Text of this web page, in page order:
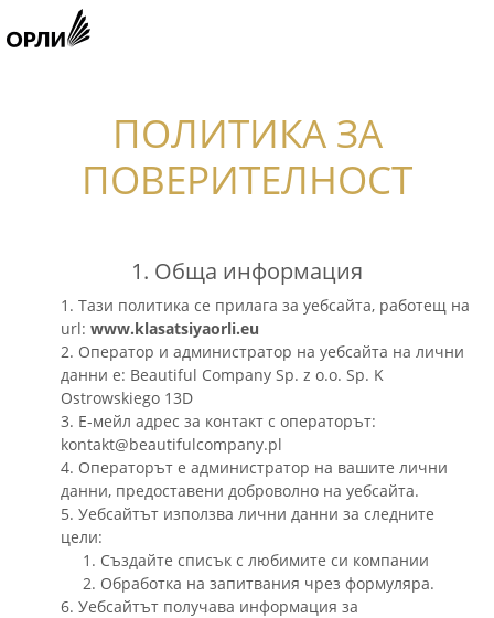
ПОЛИТИКА ЗА
ПОВЕРИТЕЛНОСТ
1. Обща информация
1. Тази политика се прилага за уебсайта, работещ на
url: www.klasatsiyaorli.eu
2. Оператор и администратор на уебсайта на лични
данни е: Beautiful Company Sp. z o.o. Sp. K
Ostrowskiego 13D
3. Е-мейл адрес за контакт с операторът:
kontakt@beautifulcompany.pl
4. Операторът е администратор на вашите лични
данни, предоставени доброволно на уебсайта.
5. Уебсайтът използва лични данни за следните
цели:
1. Създайте списък с любимите си компании
2. Обработка на запитвания чрез формуляра.
6. Уебсайтът получава информация за